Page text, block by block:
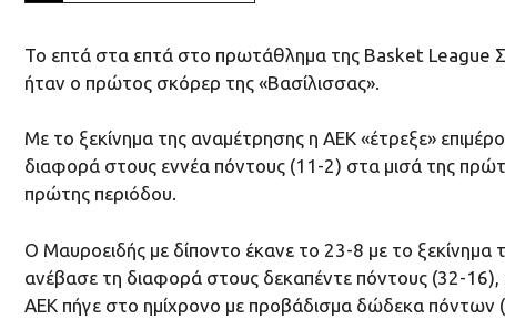
Το επτά στα επτά στο πρωτάθλημα της Basket League
ήταν ο πρώτος σκόρερ της «Βασίλισσας».
Με το ξεκίνημα της αναμέτρησης η ΑΕΚ «έτρεξε»
διαφορά στους εννέα πόντους (11-2) στα μισά της
πρώτης περιόδου.
Ο Μαυροειδής με δίποντο έκανε το 23-8 με το ξεκίνημα
ανέβασε τη διαφορά στους δεκαπέντε πόντους (32-
ΑΕΚ πήγε στο ημίχρονο με προβάδισμα δώδεκα πόντων